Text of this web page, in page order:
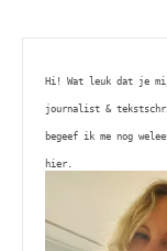
Hi! Wat leuk dat je
journalist &
begeef ik me nog
hier.